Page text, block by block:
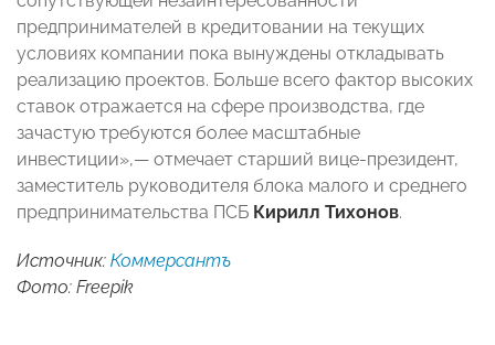
предпринимателей в кредитовании на текущих
условиях компании пока вынуждены откладывать
реализацию проектов. Больше всего фактор высоких
ставок отражается на сфере производства, где
зачастую требуются более масштабные
инвестиции»,— отмечает старший вице-президент,
заместитель руководителя блока малого и среднего
предпринимательства ПСБ Кирилл Тихонов.
Источник: Коммерсантъ
Фото: Freepik